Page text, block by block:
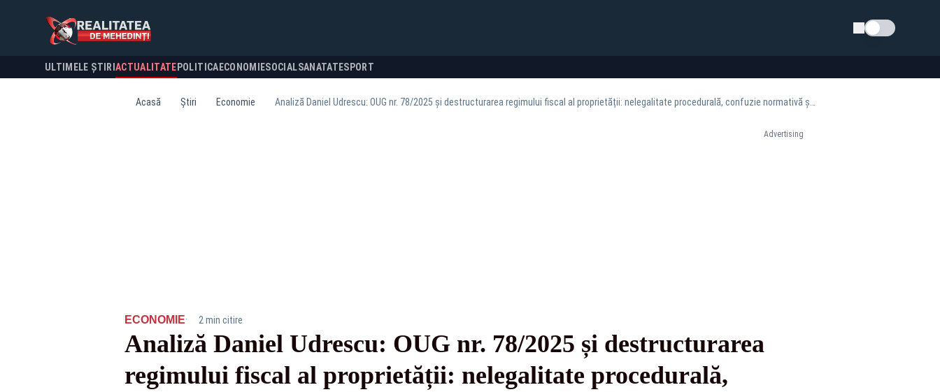
Schimba tema
ULTIMELE ȘTIRI ACTUALITATE POLITICA ECONOMIESOCIALSANATATESPORT
Acasă Știri Economie
Advertising
ECONOMIE· 2 min citire
Analiză Daniel Udrescu: OUG nr. 78/2025 și destructurarea
regimului fiscal al proprietății: nelegalitate procedurală,